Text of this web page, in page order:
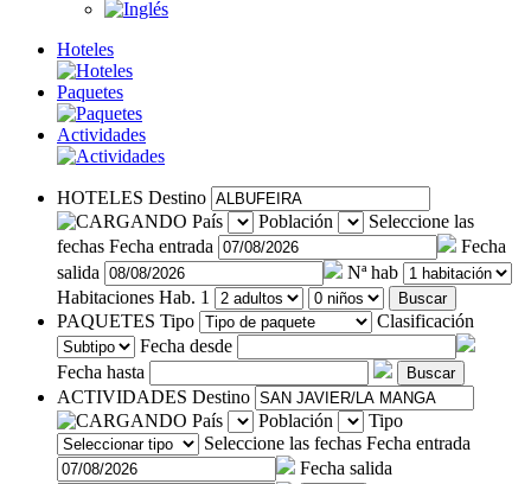
Hoteles
Paquetes
Actividades
HOTELES Destino
País
Población
Seleccione las
fechas Fecha entrada
Fecha
salida
Nª hab
Habitaciones Hab. 1 Buscar
PAQUETES Tipo
Clasificación
Fecha desde
Fecha hasta
Buscar
ACTIVIDADES Destino
País
Población
Tipo
Seleccione las fechas Fecha entrada
Fecha salida